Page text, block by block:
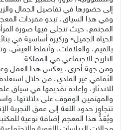
إلى حضورها في تفاصيل الجمال
وفي هذا السياق، تبدو مفردات
المجتمع، حيث تتجلى فيها صورة
الحياة الجميل» وركيزة أساسية في
بالقيم، والعلاقات، وأنماط
التاريخ الاجتماعي في المملكة.
ومن جهة أخرى، يعكس هذا العمل
الثقافي غير المادي، من خلال
للاندثار، وإعادة تقديمها في سياق
والمهتمين الوقوف على دلالاتها،
تتجاوز حدود اللغة إلى عمق التجربة
ويُعَدُّ هذا المعجم إضافة نوعية